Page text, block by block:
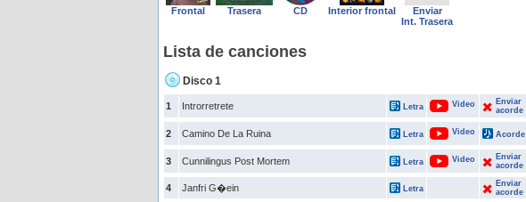
Frontal Trasera CD Interior frontal
Enviar
Int. Trasera
Lista de canciones
Disco 1
1 Introrretrete Letra Video
Enviar
acorde
2 Camino De La Ruina Letra Video Acorde
3 Cunnilingus Post Mortem Letra Video
Enviar
acorde
4 Janfri G�ein Letra
Enviar
acorde